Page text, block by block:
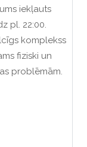
iekļauts
pl. 22:00.
komplekss
fiziski un
problēmām.